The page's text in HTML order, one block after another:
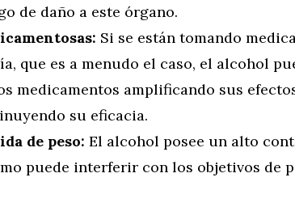
de daño a este órgano.
Si se están tomando
que es a menudo el caso, el alcohol
medicamentos amplificando sus
su eficacia.
de peso: El alcohol posee un alto
puede interferir con los objetivos de